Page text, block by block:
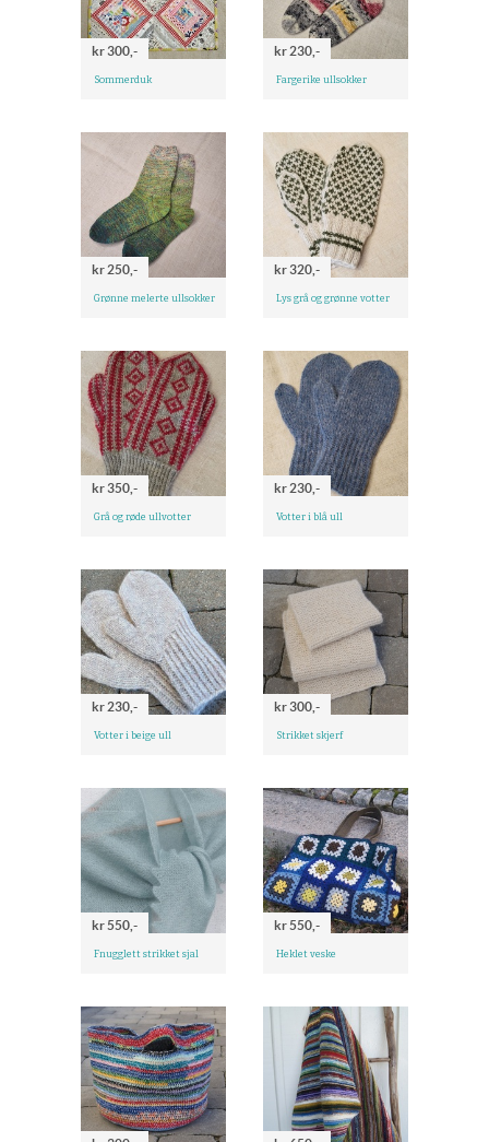
kr 300,-
Sommerduk
kr 230,-
Fargerike ullsokker
kr 250,-
Grønne melerte ullsokker
kr 320,-
Lys grå og grønne votter
kr 350,-
Grå og røde ullvotter
kr 230,-
Votter i blå ull
kr 230,-
Votter i beige ull
kr 300,-
Strikket skjerf
kr 550,-
Fnugglett strikket sjal
kr 550,-
Heklet veske